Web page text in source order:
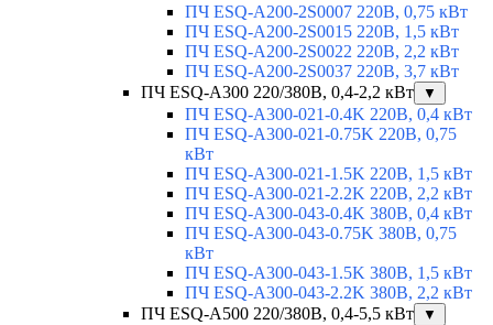
ПЧ ESQ-A200-2S0007 220В, 0,75 кВт
ПЧ ESQ-A200-2S0015 220В, 1,5 кВт
ПЧ ESQ-A200-2S0022 220В, 2,2 кВт
ПЧ ESQ-A200-2S0037 220В, 3,7 кВт
ПЧ ESQ-A300 220/380В, 0,4-2,2 кВт
▼
ПЧ ESQ-A300-021-0.4K 220В, 0,4 кВт
ПЧ ESQ-A300-021-0.75K 220В, 0,75
кВт
ПЧ ESQ-A300-021-1.5K 220В, 1,5 кВт
ПЧ ESQ-A300-021-2.2K 220В, 2,2 кВт
ПЧ ESQ-A300-043-0.4K 380В, 0,4 кВт
ПЧ ESQ-A300-043-0.75K 380В, 0,75
кВт
ПЧ ESQ-A300-043-1.5K 380В, 1,5 кВт
ПЧ ESQ-A300-043-2.2K 380В, 2,2 кВт
ПЧ ESQ-A500 220/380В, 0,4-5,5 кВт
▼